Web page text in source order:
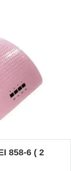
858-6 ( 2